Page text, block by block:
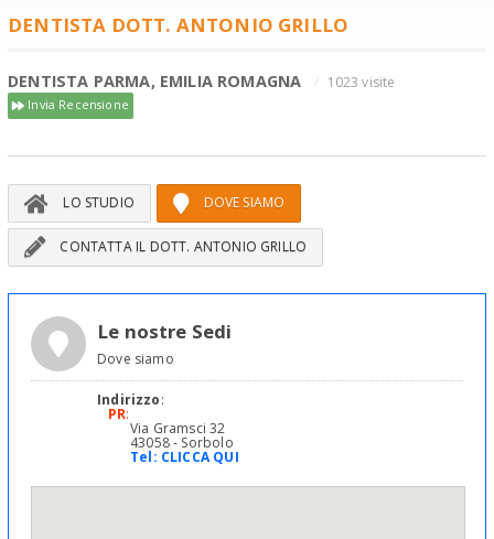
DENTISTA DOTT. ANTONIO GRILLO
DENTISTA PARMA, EMILIA ROMAGNA 1023 visite
Invia Recensione
LO STUDIO DOVE SIAMO
CONTATTA IL DOTT. ANTONIO GRILLO
Le nostre Sedi
Dove siamo
Indirizzo:
PR:
Via Gramsci 32
43058 - Sorbolo
Tel: CLICCA QUI